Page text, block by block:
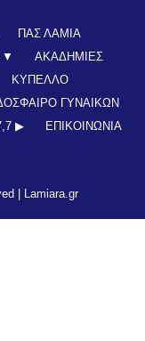
ΠΑΣ ΛΑΜΙΑ
▼
ΑΚΑΔΗΜΙΕΣ
ΚΥΠΕΛΛΟ
ΓΥΝΑΙΚΩΝ
▶︎ ΕΠΙΚΟΙΝΩΝΊΑ
| Lamiara.gr